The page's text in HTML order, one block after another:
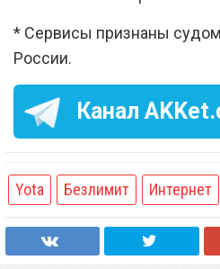
* Сервисы признаны
России.
Канал
Yota Безлимит Интернет